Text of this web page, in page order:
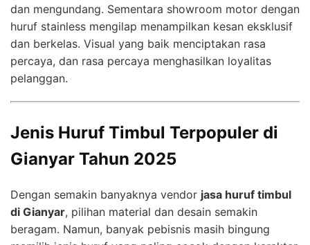
dan mengundang. Sementara showroom motor dengan
huruf stainless mengilap menampilkan kesan eksklusif
dan berkelas. Visual yang baik menciptakan rasa
percaya, dan rasa percaya menghasilkan loyalitas
pelanggan.
Jenis Huruf Timbul Terpopuler di
Gianyar Tahun 2025
Dengan semakin banyaknya vendor jasa huruf timbul
di Gianyar, pilihan material dan desain semakin
beragam. Namun, banyak pebisnis masih bingung